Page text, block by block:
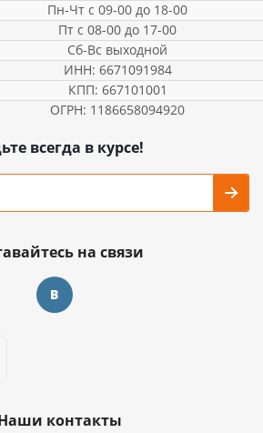
Пн-Чт с 09-00 до 18-00
Пт с 08-00 до 17-00
Сб-Вс выходной
ИНН: 6671091984
КПП: 667101001
ОГРН: 1186658094920
всегда в курсе!
на связи
контакты